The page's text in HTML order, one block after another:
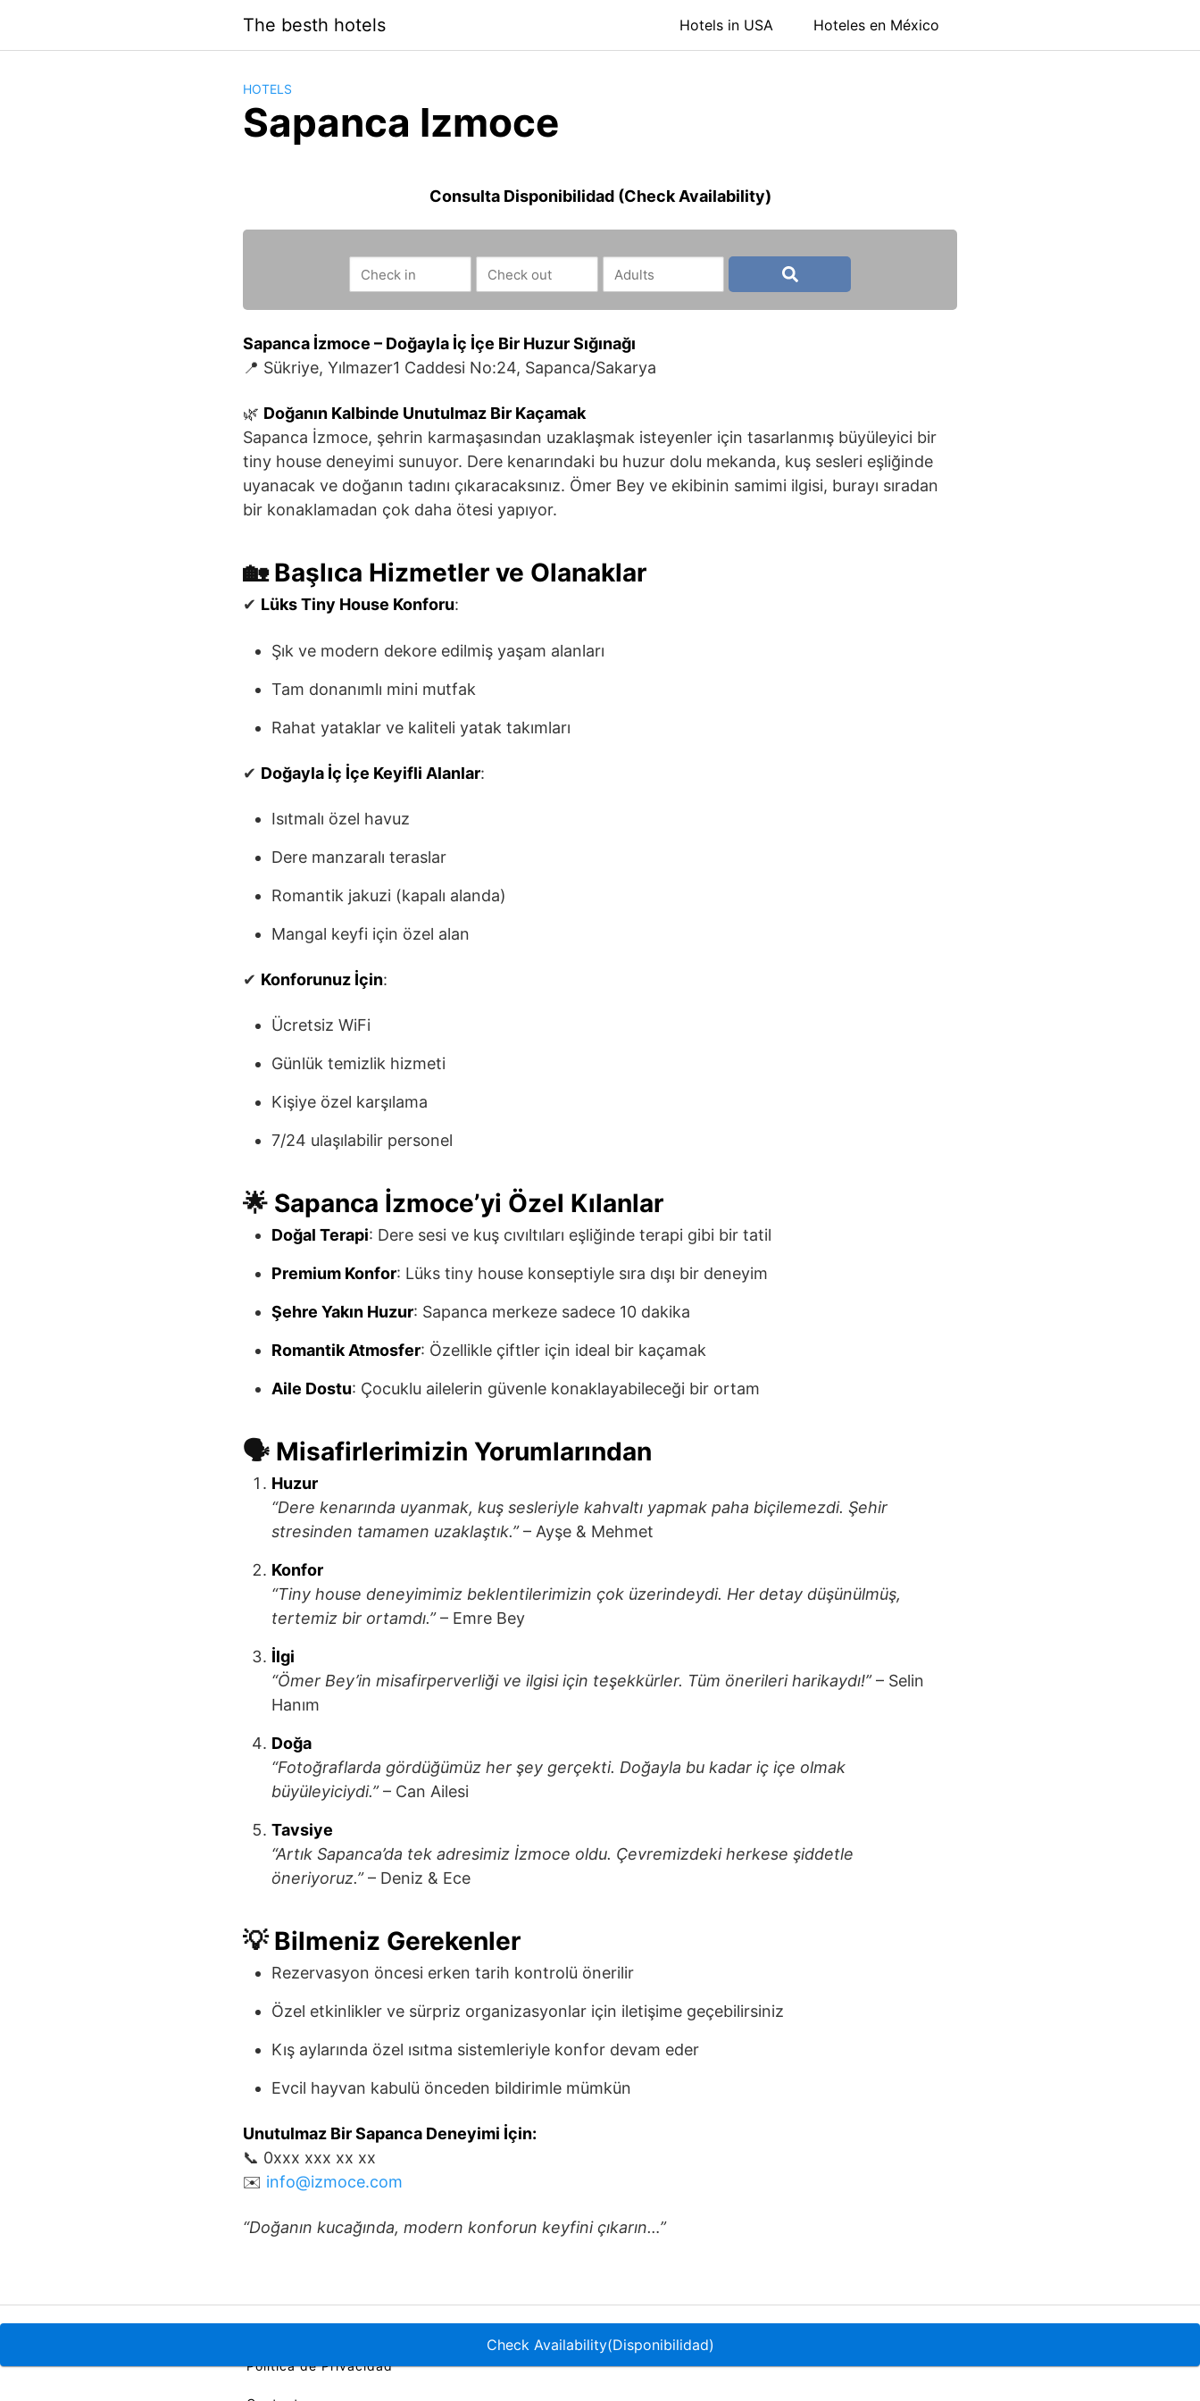
contenido
The besth hotels Hotels in USA Hoteles en México
HOTELS
Sapanca Izmoce
Consulta Disponibilidad (Check Availability)
Sapanca İzmoce – Doğayla İç İçe Bir Huzur Sığınağı
📍 Sükriye, Yılmazer1 Caddesi No:24, Sapanca/Sakarya
🌿 Doğanın Kalbinde Unutulmaz Bir Kaçamak
Sapanca İzmoce, şehrin karmaşasından uzaklaşmak isteyenler için tasarlanmış büyüleyici bir
tiny house deneyimi sunuyor. Dere kenarındaki bu huzur dolu mekanda, kuş sesleri eşliğinde
uyanacak ve doğanın tadını çıkaracaksınız. Ömer Bey ve ekibinin samimi ilgisi, burayı sıradan
bir konaklamadan çok daha ötesi yapıyor.
🏡Başlıca Hizmetler ve Olanaklar
✔ Lüks Tiny House Konforu:
Şık ve modern dekore edilmiş yaşam alanları
Tam donanımlı mini mutfak
Rahat yataklar ve kaliteli yatak takımları
✔ Doğayla İç İçe Keyifli Alanlar:
Isıtmalı özel havuz
Dere manzaralı teraslar
Romantik jakuzi (kapalı alanda)
Mangal keyfi için özel alan
✔ Konforunuz İçin:
Ücretsiz WiFi
Günlük temizlik hizmeti
Kişiye özel karşılama
7/24 ulaşılabilir personel
🌟 Sapanca İzmoce’yi Özel Kılanlar
Doğal Terapi: Dere sesi ve kuş cıvıltıları eşliğinde terapi gibi bir tatil
Premium Konfor: Lüks tiny house konseptiyle sıra dışı bir deneyim
Şehre Yakın Huzur: Sapanca merkeze sadece 10 dakika
Romantik Atmosfer: Özellikle çiftler için ideal bir kaçamak
Aile Dostu: Çocuklu ailelerin güvenle konaklayabileceği bir ortam
🗣 Misafirlerimizin Yorumlarından
Huzur
“Dere kenarında uyanmak, kuş sesleriyle kahvaltı yapmak paha biçilemezdi. Şehir
stresinden tamamen uzaklaştık.”– Ayşe & Mehmet
Konfor
“Tiny house deneyimimiz beklentilerimizin çok üzerindeydi. Her detay düşünülmüş,
tertemiz bir ortamdı.”– Emre Bey
İlgi
“Ömer Bey’in misafirperverliği ve ilgisi için teşekkürler. Tüm önerileri harikaydı!”– Selin
Hanım
Doğa
“Fotoğraflarda gördüğümüz her şey gerçekti. Doğayla bu kadar iç içe olmak
büyüleyiciydi.”– Can Ailesi
Tavsiye
“Artık Sapanca’da tek adresimiz İzmoce oldu. Çevremizdeki herkese şiddetle
öneriyoruz.”– Deniz & Ece
💡Bilmeniz Gerekenler
Rezervasyon öncesi erken tarih kontrolü önerilir
Özel etkinlikler ve sürpriz organizasyonlar için iletişime geçebilirsiniz
Kış aylarında özel ısıtma sistemleriyle konfor devam eder
Evcil hayvan kabulü önceden bildirimle mümkün
Unutulmaz Bir Sapanca Deneyimi İçin:
📞 0xxx xxx xx xx
✉️ info@izmoce.com
“Doğanın kucağında, modern konforun keyfini çıkarın…”
Política de Privacidad
Check Availability(Disponibilidad)